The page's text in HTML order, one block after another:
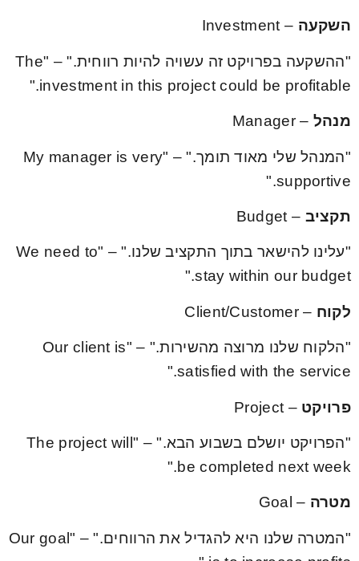
השקעה – Investment
"ההשקעה בפרויקט זה עשויה להיות רווחית." – "The
investment in this project could be profitable."
מנהל – Manager
"המנהל שלי מאוד תומך." – "My manager is very
supportive."
תקציב – Budget
"עלינו להישאר בתוך התקציב שלנו." – "We need to
stay within our budget."
לקוח – Client/Customer
"הלקוח שלנו מרוצה מהשירות." – "Our client is
satisfied with the service."
פרויקט – Project
"הפרויקט יושלם בשבוע הבא." – "The project will
be completed next week."
מטרה – Goal
"המטרה שלנו היא להגדיל את הרווחים." – "Our goal